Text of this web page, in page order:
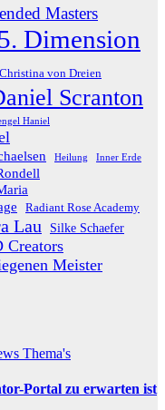
Masters
Dimension
Christina von Dreien
Scranton
Haniel
Heilung Inner Erde
Radiant Rose Academy
Lau Silke Schaefer
Creators
Meister
Thema's
Portal zu erwarten ist